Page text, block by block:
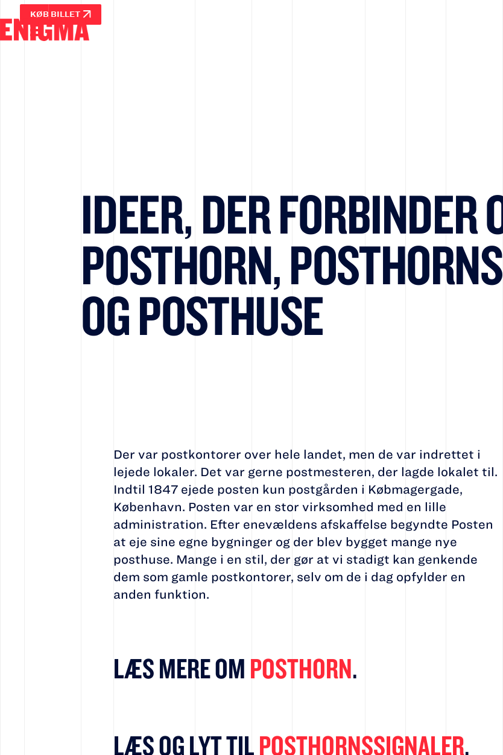
KØB BILLET
IDEER, DER FORBINDER
POSTHORN,
OG POSTHUSE
Der var postkontorer over hele landet, men de var indrettet i
lejede lokaler. Det var gerne postmesteren, der lagde lokalet til.
Indtil 1847 ejede posten kun postgården i Købmagergade,
København. Posten var en stor virksomhed med en lille
administration. Efter enevældens afskaffelse begyndte Posten
at eje sine egne bygninger og der blev bygget mange nye
posthuse. Mange i en stil, der gør at vi stadigt kan genkende
dem som gamle postkontorer, selv om de i dag opfylder en
anden funktion.
LÆS MERE OMPOSTHORN.
LÆS OG LYT TILPOSTHORNSSIGNALER.